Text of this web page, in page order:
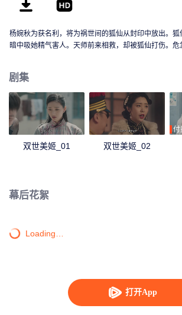
打开App
杨婉秋为获名利，将为祸世间的狐仙从封印中放出。
暗中吸她精气害人。天师前来相救，却被狐仙打伤。
剧集
双世美姬_01 双世美姬_02
付
幕后花絮
Loading…